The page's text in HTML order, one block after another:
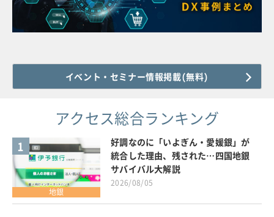
イベント・セミナー情報掲載(無料)
アクセス総合ランキング
1
地銀
好調なのに「いよぎん・愛媛銀」が
統合した理由、残された…四国地銀
サバイバル大解説
2026/08/05